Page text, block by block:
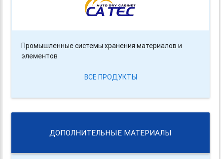
Промышленные системы хранения материалов и
элементов
ВСЕ ПРОДУКТЫ
ДОПОЛНИТЕЛЬНЫЕ МАТЕРИАЛЫ